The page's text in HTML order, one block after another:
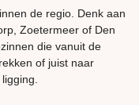
de regio. Denk aan
Zoetermeer of Den
die vanuit de
of juist naar